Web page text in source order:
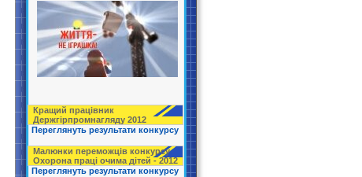
Кращий працівник
Держгірпромнагляду 2012
Переглянуть результати конкурсу
Малюнки переможців конкурсу
Охорона праці очима дітей - 2012
Переглянуть результати конкурсу